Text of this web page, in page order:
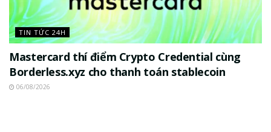
TIN TỨC 24H
Mastercard thí điểm Crypto Credential cùng
Borderless.xyz cho thanh toán stablecoin
06/08/2026